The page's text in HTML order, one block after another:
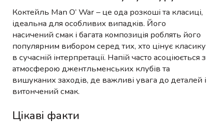
Коктейль Man O’ War – це ода розкоші та класиці,
ідеальна для особливих випадків. Його
насичений смак і багата композиція роблять його
популярним вибором серед тих, хто цінує класику
в сучасній інтерпретації. Напій часто асоціюється з
атмосферою джентльменських клубів та
вишуканих заходів, де важливі увага до деталей і
витончений смак.
Цікаві факти